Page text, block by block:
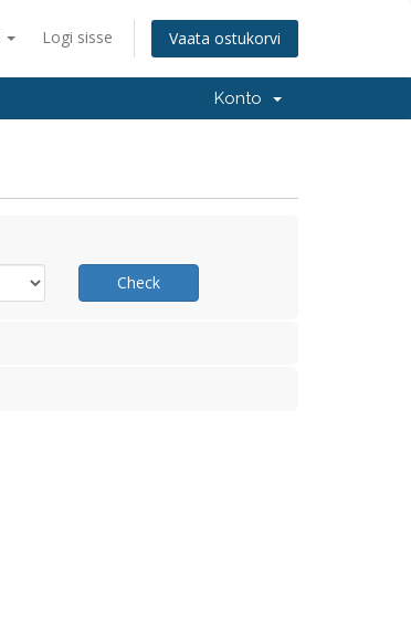
Logi sisse Vaata ostukorvi
Konto
Check